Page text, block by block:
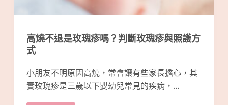
高燒不退是玫瑰疹嗎？判斷玫瑰疹與照護方
式
小朋友不明原因高燒，常會讓有些家長擔心，其
實玫瑰疹是三歲以下嬰幼兒常見的疾病，…